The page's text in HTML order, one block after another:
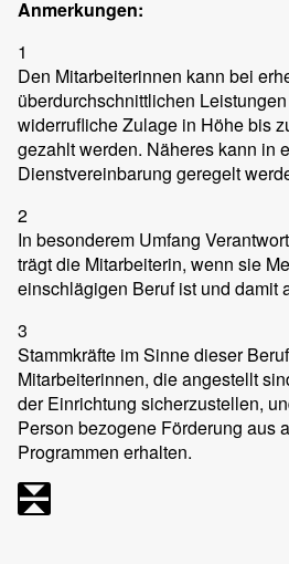
Anmerkungen:
1
Den Mitarbeiterinnen kann bei
überdurchschnittlichen
widerrufliche Zulage in Höhe bis
gezahlt werden. Näheres kann in
Dienstvereinbarung geregelt
2
In besonderem Umfang
trägt die Mitarbeiterin, wenn sie
einschlägigen Beruf ist und damit
3
Stammkräfte im Sinne dieser
Mitarbeiterinnen, die angestellt
der Einrichtung sicherzustellen,
Person bezogene Förderung aus
Programmen erhalten.